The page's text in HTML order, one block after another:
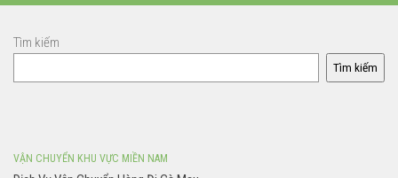
Tìm kiếm
Tìm kiếm
VẬN CHUYỂN KHU VỰC MIỀN NAM